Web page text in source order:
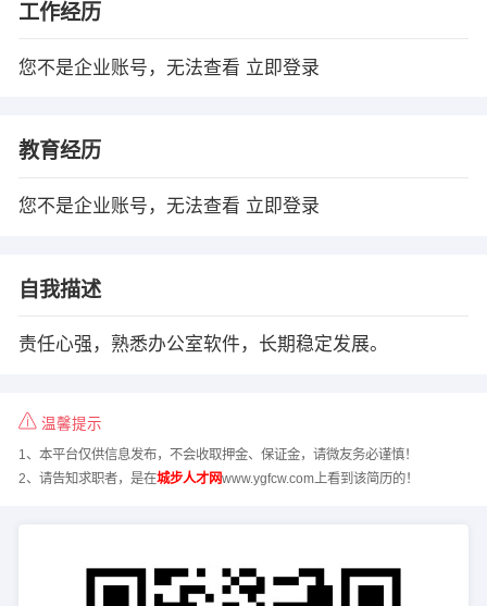
工作经历
您不是企业账号，无法查看 立即登录
教育经历
您不是企业账号，无法查看 立即登录
自我描述
责任心强，熟悉办公室软件，长期稳定发展。
温馨提示
1、本平台仅供信息发布，不会收取押金、保证金，请微友务必谨慎！
2、请告知求职者，是在城步人才网www.ygfcw.com上看到该简历的！